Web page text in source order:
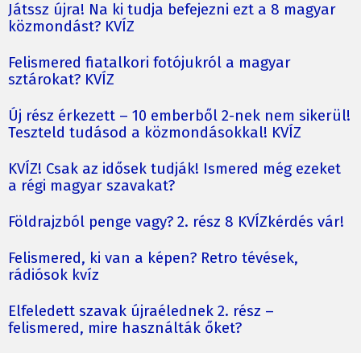
Játssz újra! Na ki tudja befejezni ezt a 8 magyar
közmondást? KVÍZ
Felismered fiatalkori fotójukról a magyar
sztárokat? KVÍZ
Új rész érkezett – 10 emberből 2-nek nem sikerül!
Teszteld tudásod a közmondásokkal! KVÍZ
KVÍZ! Csak az idősek tudják! Ismered még ezeket
a régi magyar szavakat?
Földrajzból penge vagy? 2. rész 8 KVÍZkérdés vár!
Felismered, ki van a képen? Retro tévések,
rádiósok kvíz
Elfeledett szavak újraélednek 2. rész –
felismered, mire használták őket?